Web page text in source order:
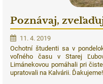
Poznávaj,
11. 4. 2019
Ochotní študenti sa v
voľného času v Starej
Limánekovou pomáhali pri
upratovali na Kalvárii. Ďakujeme!